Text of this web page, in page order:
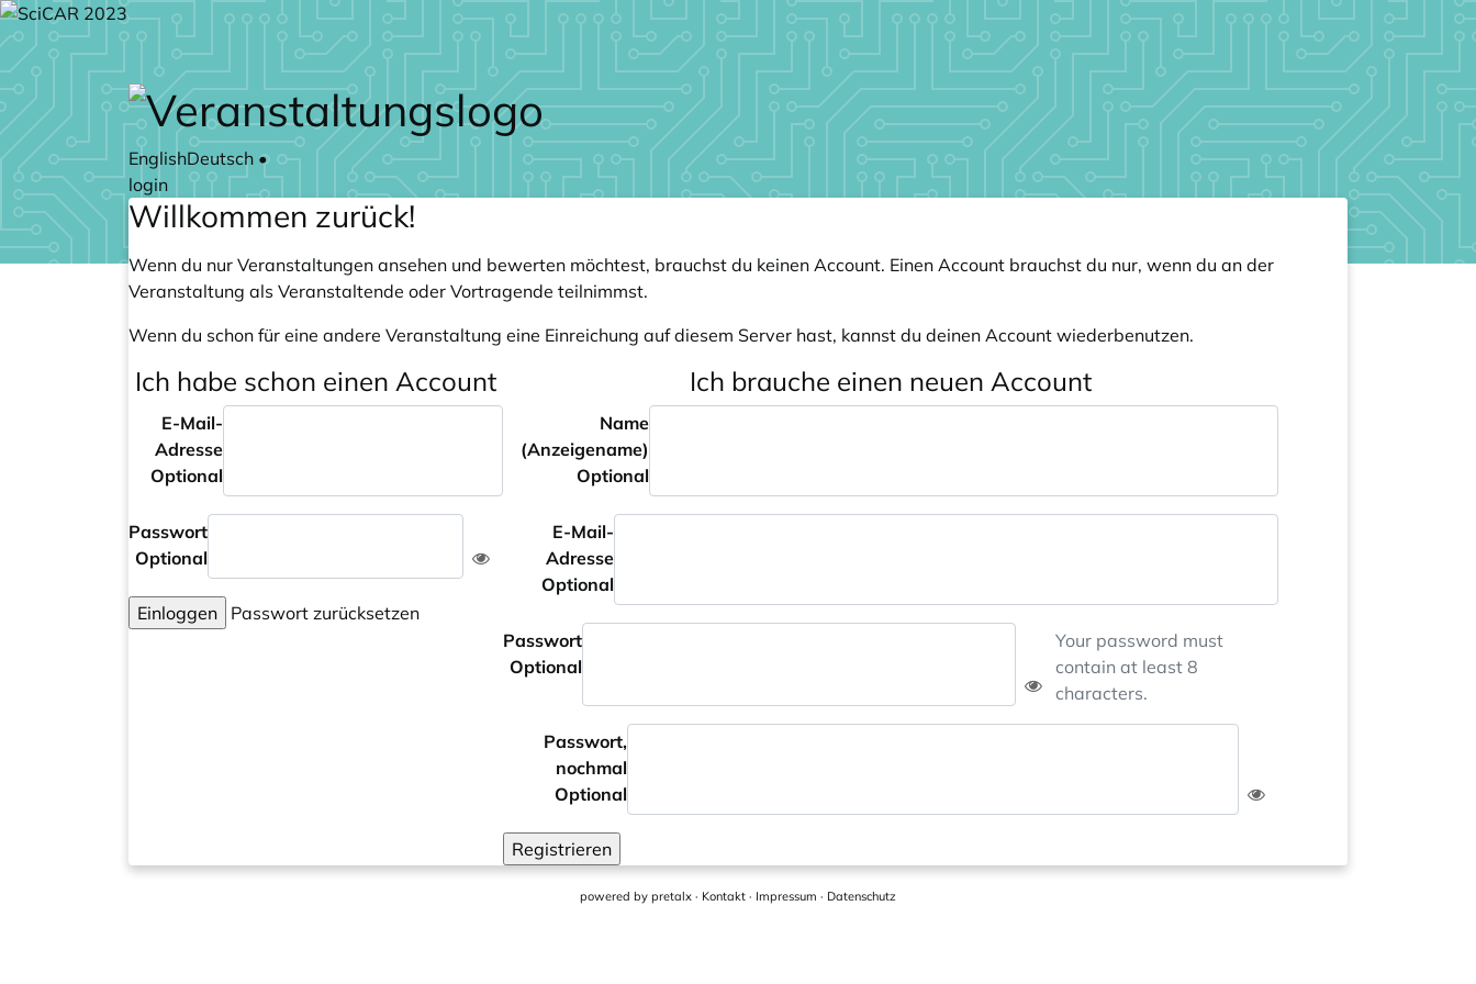
Zum Hauptteil springen
EnglishDeutsch •
login
Willkommen zurück!
Wenn du nur Veranstaltungen ansehen und bewerten möchtest, brauchst du keinen Account. Einen Account brauchst du nur, wenn du an der
Veranstaltung als Veranstaltende oder Vortragende teilnimmst.
Wenn du schon für eine andere Veranstaltung eine Einreichung auf diesem Server hast, kannst du deinen Account wiederbenutzen.
Ich habe schon einen Account
E-Mail-
Adresse
Optional
Passwort
Optional
Einloggen Passwort zurücksetzen
Ich brauche einen neuen Account
Name
(Anzeigename)
Optional
E-Mail-
Adresse
Optional
Passwort
Optional
Your password must
contain at least 8
characters.
Passwort,
nochmal
Optional
Registrieren
powered by pretalx · Kontakt · Impressum · Datenschutz